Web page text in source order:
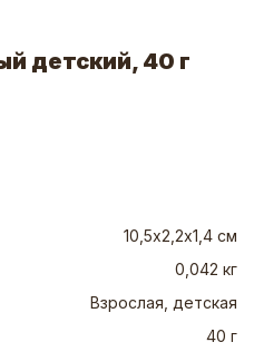
детский, 40 г
10,5х2,2х1,4 см
0,042 кг
Взрослая, детская
40 г